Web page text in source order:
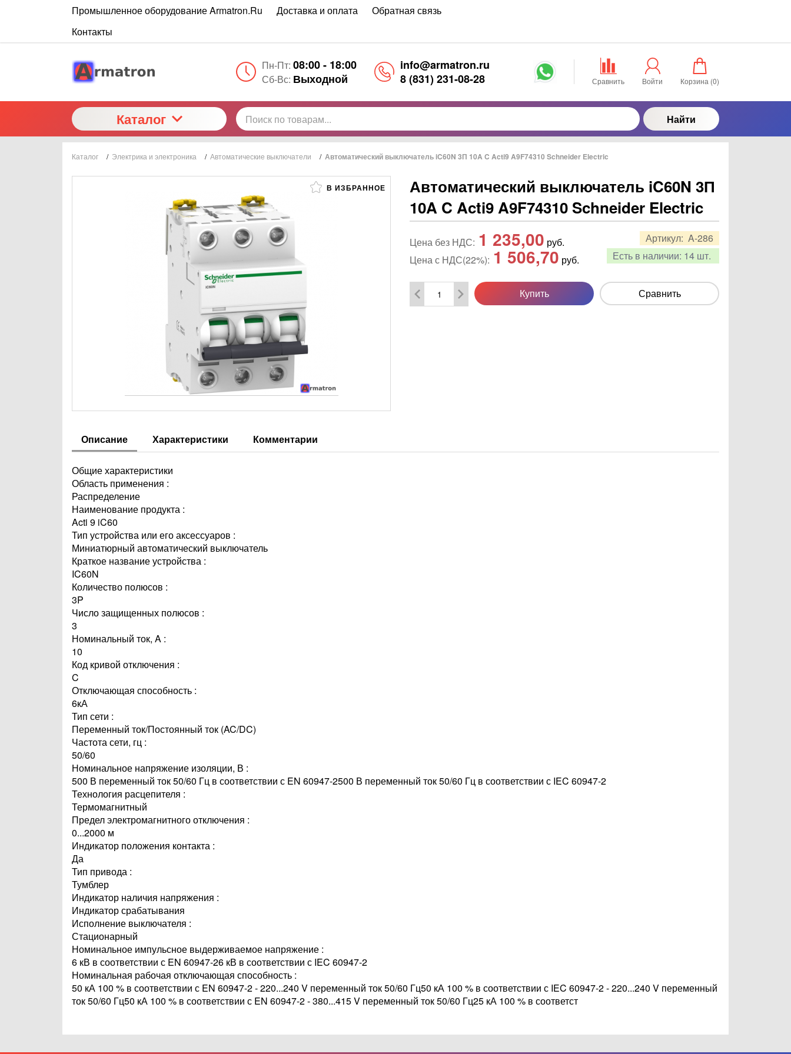
Промышленное оборудование Armatron.Ru Доставка и оплата
Обратная связь
Контакты
Пн-Пт: 08:00 - 18:00
Сб-Вс: Выходной
info@armatron.ru
8 (831) 231-08-28
Сравнить Войти Корзина (0)
Каталог Найти
Каталог / Электрика и электроника / Автоматические выключатели / Автоматический выключатель iC60N 3П 10A C Acti9 A9F74310 Schneider Electric
В ИЗБРАННОЕ
Автоматический выключатель iC60N 3П
10A C Acti9 A9F74310 Schneider Electric
Артикул: A-286
Есть в наличии: 14 шт.
Цена без НДС: 1 235,00 руб.
Цена с НДС(22%): 1 506,70 руб.
Купить Сравнить
Описание Характеристики Комментарии
Общие характеристики
Область применения :
Распределение
Наименование продукта :
Acti 9 iC60
Тип устройства или его аксессуаров :
Миниатюрный автоматический выключатель
Краткое название устройства :
IC60N
Количество полюсов :
3P
Число защищенных полюсов :
3
Номинальный ток, A :
10
Код кривой отключения :
C
Отключающая способность :
6кА
Тип сети :
Переменный ток/Постоянный ток (AC/DC)
Частота сети, гц :
50/60
Номинальное напряжение изоляции, В :
500 В переменный ток 50/60 Гц в соответствии с EN 60947-2500 В переменный ток 50/60 Гц в соответствии с IEC 60947-2
Технология расцепителя :
Термомагнитный
Предел электромагнитного отключения :
0...2000 м
Индикатор положения контакта :
Да
Тип привода :
Тумблер
Индикатор наличия напряжения :
Индикатор срабатывания
Исполнение выключателя :
Стационарный
Номинальное импульсное выдерживаемое напряжение :
6 кВ в соответствии с EN 60947-26 кВ в соответствии с IEC 60947-2
Номинальная рабочая отключающая способность :
50 кА 100 % в соответствии с EN 60947-2 - 220...240 V переменный ток 50/60 Гц50 кА 100 % в соответствии с IEC 60947-2 - 220...240 V переменный
ток 50/60 Гц50 кА 100 % в соответствии с EN 60947-2 - 380...415 V переменный ток 50/60 Гц25 кА 100 % в соответст